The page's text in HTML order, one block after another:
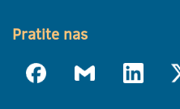
Pratite nas